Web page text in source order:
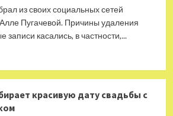
из своих социальных сетей
Пугачевой. Причины удаления
записи касались, в частности,...
красивую дату свадьбы с